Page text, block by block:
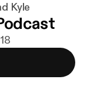
Kyle